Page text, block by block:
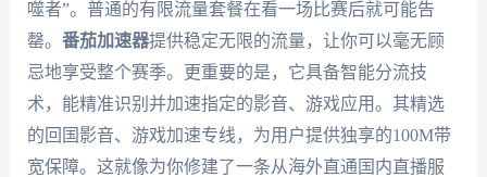
噬者”。普通的有限流量套餐在看一场比赛后就可能告
罄。 番茄加速器提供稳定无限的流量，让你可以毫无顾
忌地享受整个赛季。更重要的是，它具备智能分流技
术，能精准识别并加速指定的影音、游戏应用。其精选
的回国影音、游戏加速专线，为用户提供独享的100M带
宽保障。这就像为你修建了一条从海外直通国内直播服